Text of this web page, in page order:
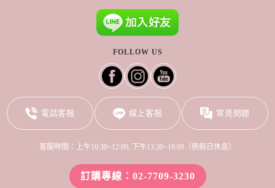
FOLLOW US
電話客服 線上客服 常見問題
客服時間：上午10:30~12:00, 下午13:30~18:00（例假日休息）
訂購專線：02-7709-3230